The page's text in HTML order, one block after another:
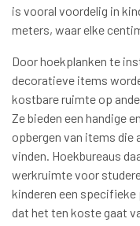
is vooral voordelig in
meters, waar elke
Door hoekplanken te
decoratieve items
kostbare ruimte op
Ze bieden een handige
opbergen van items die
vinden. Hoekbureaus
werkruimte voor
kinderen een
dat het ten koste gaat